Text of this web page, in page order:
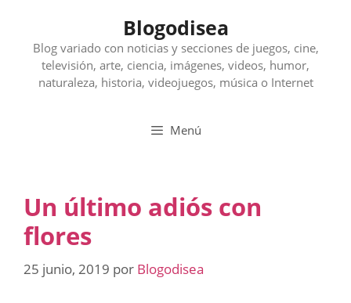
contenido
Blogodisea
Blog variado con noticias y secciones de juegos, cine,
televisión, arte, ciencia, imágenes, videos, humor,
naturaleza, historia, videojuegos, música o Internet
Menú
Un último adiós con
flores
25 junio, 2019 por Blogodisea